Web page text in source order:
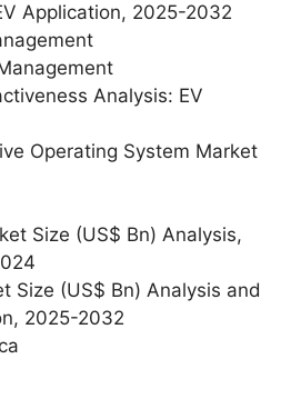
Application, 2025-2032
Analysis: EV
Operating System Market
Size (US$ Bn) Analysis,
Size (US$ Bn) Analysis and
2025-2032